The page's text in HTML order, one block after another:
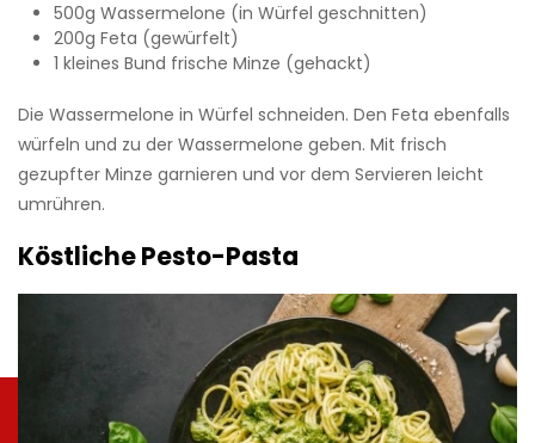
500g Wassermelone (in Würfel geschnitten)
200g Feta (gewürfelt)
1 kleines Bund frische Minze (gehackt)
Die Wassermelone in Würfel schneiden. Den Feta ebenfalls
würfeln und zu der Wassermelone geben. Mit frisch
gezupfter Minze garnieren und vor dem Servieren leicht
umrühren.
Köstliche Pesto-Pasta